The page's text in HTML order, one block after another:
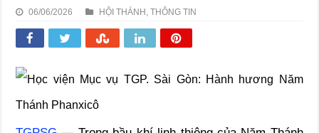
06/06/2026 HỘI THÁNH ,THÔNG TIN